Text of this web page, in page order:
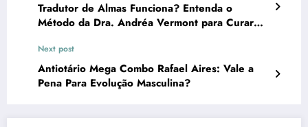
Tradutor de Almas Funciona? Entenda o
Método da Dra. Andréa Vermont para Curar
Next post
Antiotário Mega Combo Rafael Aires: Vale a
Pena Para Evolução Masculina?